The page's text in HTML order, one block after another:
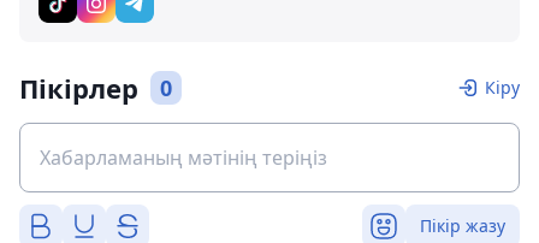
Пікірлер 0 Кіру
Пікір жазу